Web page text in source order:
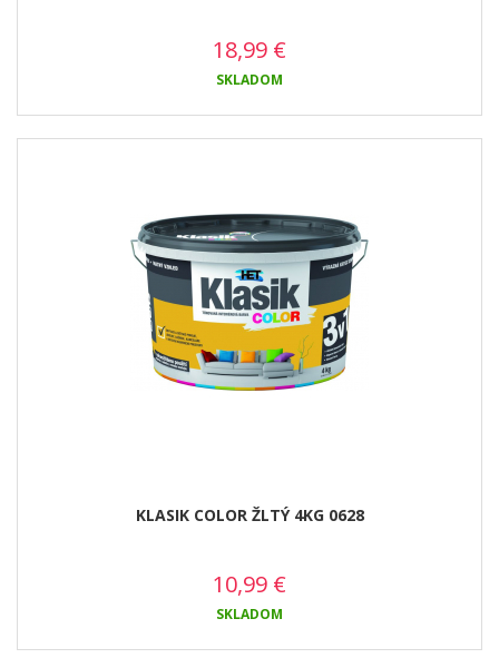
18,99 €
SKLADOM
KLASIK COLOR ŽLTÝ 4KG 0628
10,99 €
SKLADOM